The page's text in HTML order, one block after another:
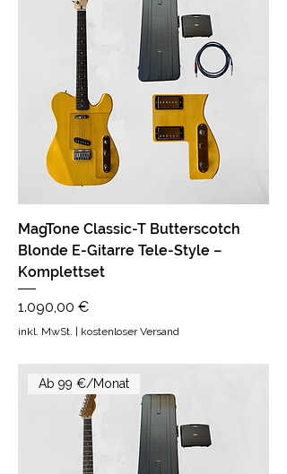
MagTone Classic-T Butterscotch
Blonde E-Gitarre Tele-Style –
Komplettset
Preis
1.090,00 €
inkl. MwSt. kostenloser Versand
Ab 99 €/Monat